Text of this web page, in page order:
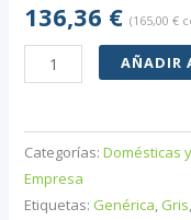
136,36 € (165,00€
EPSON
WorkForce
WF-
3820DWF
(4
AÑADIR
Categorías:Domésticas
Empresa
Etiquetas: Genérica, Gris